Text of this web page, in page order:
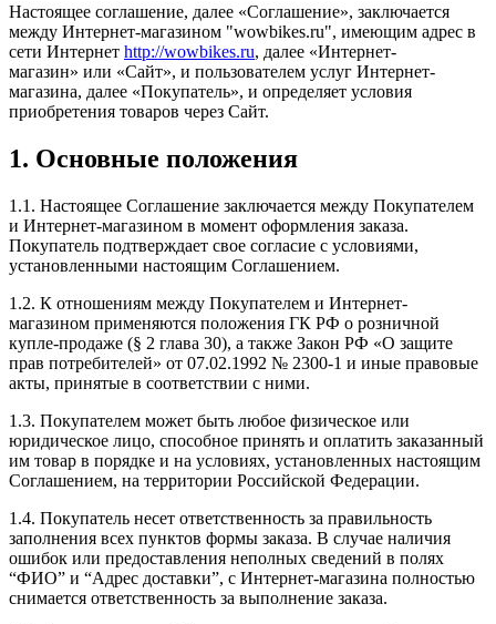
Настоящее соглашение, далее «Соглашение», заключается
между Интернет-магазином "wowbikes.ru", имеющим адрес в
сети Интернет http://wowbikes.ru, далее «Интернет-
магазин» или «Сайт», и пользователем услуг Интернет-
магазина, далее «Покупатель», и определяет условия
приобретения товаров через Сайт.
1. Основные положения
1.1. Настоящее Соглашение заключается между Покупателем
и Интернет-магазином в момент оформления заказа.
Покупатель подтверждает свое согласие с условиями,
установленными настоящим Соглашением.
1.2. К отношениям между Покупателем и Интернет-
магазином применяются положения ГК РФ о розничной
купле-продаже (§ 2 глава 30), а также Закон РФ «О защите
прав потребителей» от 07.02.1992 № 2300-1 и иные правовые
акты, принятые в соответствии с ними.
1.3. Покупателем может быть любое физическое или
юридическое лицо, способное принять и оплатить заказанный
им товар в порядке и на условиях, установленныx настоящим
Соглашением, на территории Российской Федерации.
1.4. Покупатель несет ответственность за правильность
заполнения всех пунктов формы заказа. В случае наличия
ошибок или предоставления неполных сведений в полях
“ФИО” и “Адрес доставки”, с Интернет-магазина полностью
снимается ответственность за выполнение заказа.